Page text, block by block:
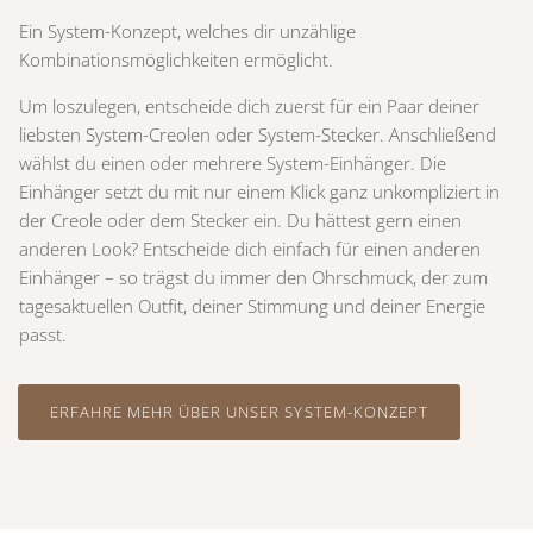
Ein System-Konzept, welches dir unzählige
Kombinationsmöglichkeiten ermöglicht.
Um loszulegen, entscheide dich zuerst für ein Paar deiner
liebsten System-Creolen oder System-Stecker. Anschließend
wählst du einen oder mehrere System-Einhänger. Die
Einhänger setzt du mit nur einem Klick ganz unkompliziert in
der Creole oder dem Stecker ein. Du hättest gern einen
anderen Look? Entscheide dich einfach für einen anderen
Einhänger – so trägst du immer den Ohrschmuck, der zum
tagesaktuellen Outfit, deiner Stimmung und deiner Energie
passt.
ERFAHRE MEHR ÜBER UNSER SYSTEM-KONZEPT